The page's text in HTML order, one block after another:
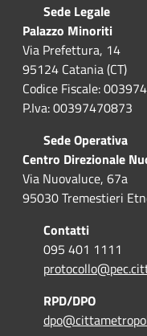
Sede Legale
Palazzo Minoriti
Via Prefettura, 14
95124 Catania (CT)
Codice Fiscale:
P.Iva: 00397470873
Sede Operativa
Centro Direzionale
Via Nuovaluce, 67a
95030 Tremestieri
Contatti
095 401 1111
RPD/DPO